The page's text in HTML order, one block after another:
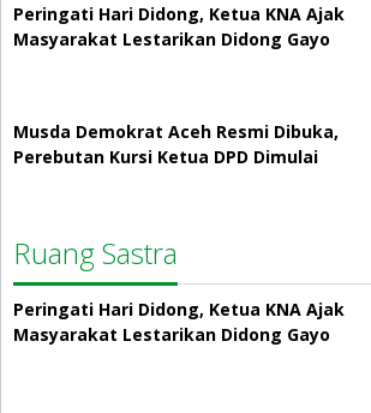
Peringati Hari Didong, Ketua KNA Ajak
Masyarakat Lestarikan Didong Gayo
Musda Demokrat Aceh Resmi Dibuka,
Perebutan Kursi Ketua DPD Dimulai
Ruang Sastra
Peringati Hari Didong, Ketua KNA Ajak
Masyarakat Lestarikan Didong Gayo